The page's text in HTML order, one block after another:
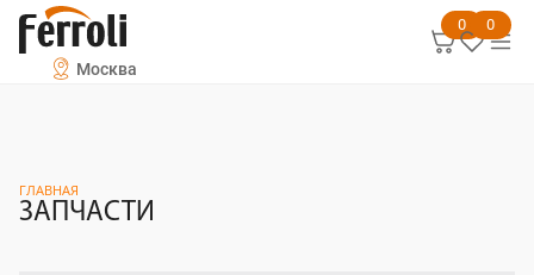
0 0
Москва
Предыдущий
ГЛАВНАЯ
ЗАПЧАСТИ